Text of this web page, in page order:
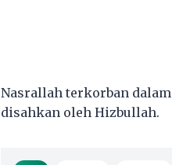
Nasrallah terkorban
disahkan oleh Hizbullah.